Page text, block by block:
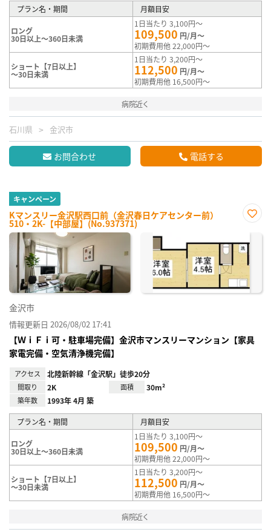
プラン名・期間 月額目安
ロング
30日以上～360日未満
1日当たり 3,100円～
109,500 円/月～
初期費用他 22,000円～
ショート【7日以上】
～30日未満
1日当たり 3,200円～
112,500 円/月～
初期費用他 16,500円～
病院近く
石川県 金沢市
お問合わせ 電話する
キャンペーン
Kマンスリー金沢駅西口前（金沢春日ケアセンター前）
510・2K-【中部屋】(No.937371)
に入
り登
録
金沢市
情報更新日 2026/08/02 17:41
【ＷｉＦｉ可・駐車場完備】金沢市マンスリーマンション【家具
家電完備・空気清浄機完備】
アクセス 北陸新幹線「金沢駅」徒歩20分
間取り 2K 面積 30m²
築年数 1993年 4月 築
プラン名・期間 月額目安
ロング
30日以上～360日未満
1日当たり 3,100円～
109,500 円/月～
初期費用他 22,000円～
ショート【7日以上】
～30日未満
1日当たり 3,200円～
112,500 円/月～
初期費用他 16,500円～
病院近く